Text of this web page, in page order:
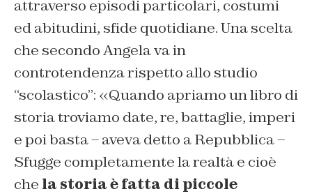
attraverso episodi particolari, costumi
ed abitudini, sfide quotidiane. Una scelta
che secondo Angela va in
controtendenza rispetto allo studio
“scolastico”: «Quando apriamo un libro di
storia troviamo date, re, battaglie, imperi
e poi basta – aveva detto a Repubblica –
Sfugge completamente la realtà e cioè
che la storia è fatta di piccole